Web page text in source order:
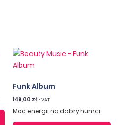
Funk Album
149,00 zł z VAT
Moc energii na dobry humor